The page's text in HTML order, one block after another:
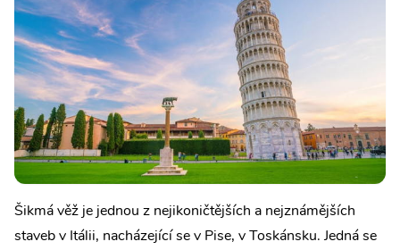
Šikmá věž je jednou z nejikoničtějších a nejznámějších
staveb v Itálii, nacházející se v Pise, v Toskánsku. Jedná se